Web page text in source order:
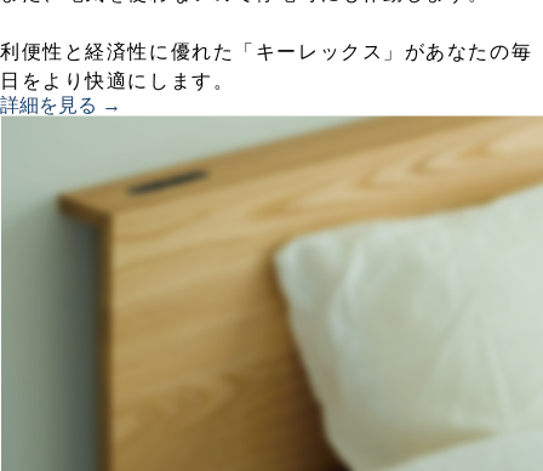
利便性と経済性に優れた「キーレックス」があなたの毎
日をより快適にします。
詳細を見る →